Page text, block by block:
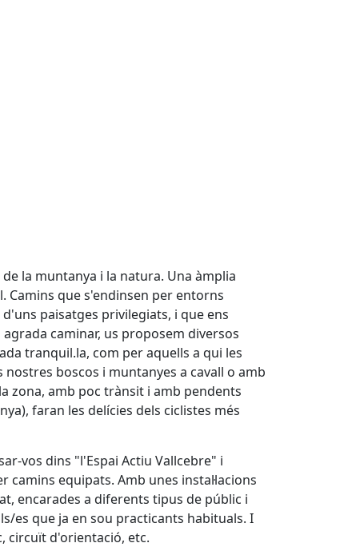
la muntanya i la natura. Una àmplia
Camins que s'endinsen per entorns
paisatges privilegiats, i que ens
caminar, us proposem diversos
tranquil.la, com per aquells a qui les
boscos i muntanyes a cavall o amb
zona, amb poc trànsit i amb pendents
faran les delícies dels ciclistes més
vos dins "l'Espai Actiu Vallcebre" i
equipats. Amb unes instal·lacions
encarades a diferents tipus de públic i
es que ja en sou practicants habituals. I
circuït d'orientació, etc.